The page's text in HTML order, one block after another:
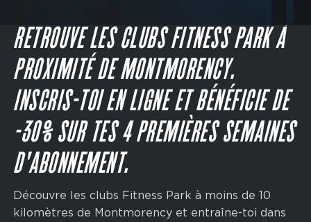
CTA
JE M'INSCRIS
RETROUVE LES CLUBS FITNESS PARK À
PROXIMITÉ DE MONTMORENCY.
INSCRIS-TOI EN LIGNE ET BÉNÉFICIE DE
-30% SUR TES 4 PREMIÈRES SEMAINES
D'ABONNEMENT.
Découvre les clubs Fitness Park à moins de 10
kilomètres de Montmorency et entraîne-toi dans